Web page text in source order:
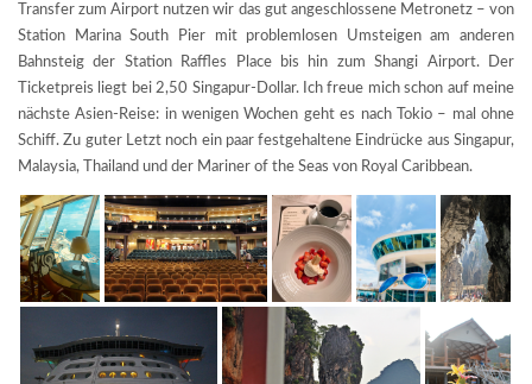
Transfer zum Airport nutzen wir das gut angeschlossene Metronetz – von
Station Marina South Pier mit problemlosen Umsteigen am anderen
Bahnsteig der Station Raffles Place bis hin zum Shangi Airport. Der
Ticketpreis liegt bei 2,50 Singapur-Dollar. Ich freue mich schon auf meine
nächste Asien-Reise: in wenigen Wochen geht es nach Tokio – mal ohne
Schiff. Zu guter Letzt noch ein paar festgehaltene Eindrücke aus Singapur,
Malaysia, Thailand und der Mariner of the Seas von Royal Caribbean.